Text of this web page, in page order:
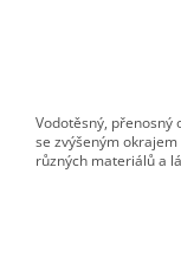
Vodotěsný, přenosný
se zvýšeným
různých materiálů a